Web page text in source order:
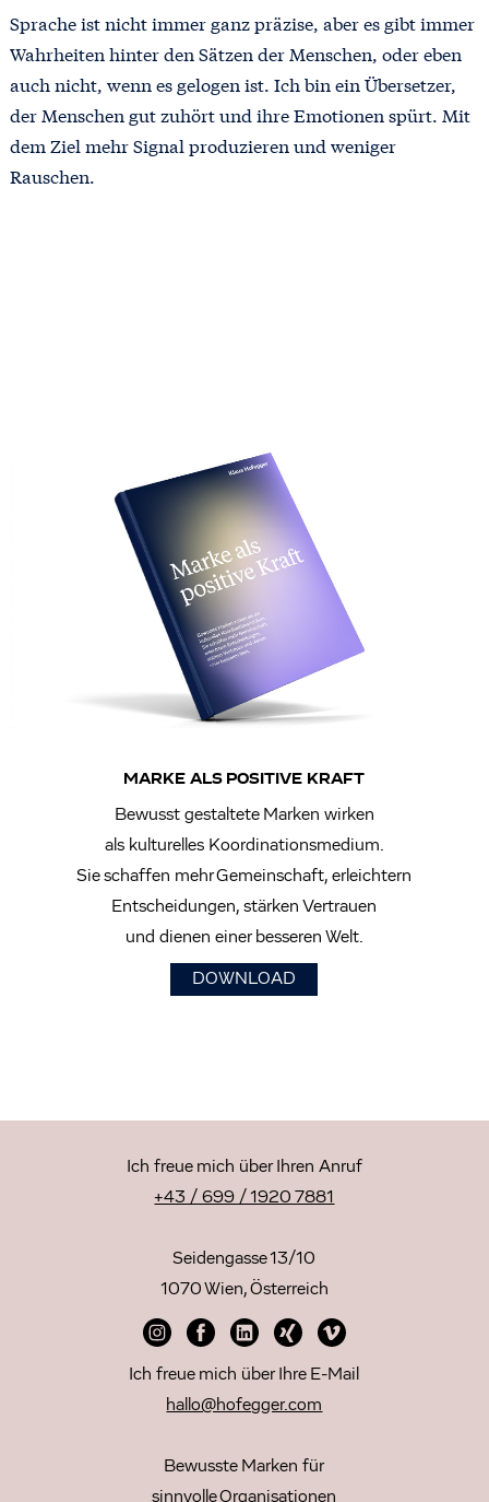
Sprache ist nicht immer ganz präzise, aber es gibt immer
Wahrheiten hinter den Sätzen der Menschen, oder eben
auch nicht, wenn es gelogen ist. Ich bin ein Übersetzer,
der Menschen gut zuhört und ihre Emotionen spürt. Mit
dem Ziel mehr Signal produzieren und weniger
Rauschen.
MARKE ALS POSITIVE KRAFT
Bewusst gestaltete Marken wirken
als kulturelles Koordinationsmedium.
Sie schaffen mehr Gemeinschaft, erleichtern
Entscheidungen, stärken Vertrauen
und dienen einer besseren Welt.
DOWNLOAD
Ich freue mich über Ihren Anruf
+43 / 699 / 1920 7881
Seidengasse 13/10
1070 Wien, Österreich
Ich freue mich über Ihre E-Mail
hallo@hofegger.com
Bewusste Marken für
sinnvolle Organisationen